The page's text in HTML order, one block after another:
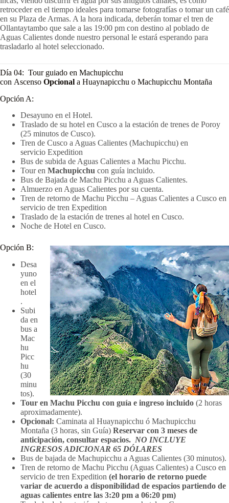
retroceder en el tiempo ideales para tomarse fotografías o tomar un café
en su Plaza de Armas. A la hora indicada, deberán tomar el tren de
Ollantaytambo que sale a las 19:00 pm con destino al poblado de
Aguas Calientes donde nuestro personal le estará esperando para
trasladarlo al hotel seleccionado.
Día 04: Tour guiado en Machupicchu
con Ascenso Opcional a Huaynapicchu o Machupicchu Montaña
Opción A:
Desayuno en el Hotel.
Traslado de su hotel en Cusco a la estación de trenes de Poroy
(25 minutos de Cusco).
Tren de Cusco a Aguas Calientes (Machupicchu) en
servicio Expedition
Bus de subida de Aguas Calientes a Machu Picchu.
Tour en Machupicchu con guía incluido.
Bus de Bajada de Machu Picchu a Aguas Calientes.
Almuerzo en Aguas Calientes por su cuenta.
Tren de retorno de Machu Picchu – Aguas Calientes a Cusco en
servicio de tren Expedition
Traslado de la estación de trenes al hotel en Cusco.
Noche de Hotel en Cusco.
Opción B:
Desa
yuno
en el
hotel
.
Subi
da en
bus a
Mac
hu
Picc
hu
(30
minu
tos).
Tour en Machu Picchu con guía e ingreso incluido (2 horas
aproximadamente).
Opcional: Caminata al Huaynapicchu ó Machupicchu
Montaña (3 horas, sin Guía) Reservar con 3 meses de
anticipación, consultar espacios. NO INCLUYE
INGRESOS ADICIONAR 65 DÓLARES
Bus de bajada de Machupicchu a Aguas Calientes (30 minutos).
Tren de retorno de Machu Picchu (Aguas Calientes) a Cusco en
servicio de tren Expedition (el horario de retorno puede
variar de acuerdo a disponibilidad de espacios partiendo de
aguas calientes entre las 3:20 pm a 06:20 pm)